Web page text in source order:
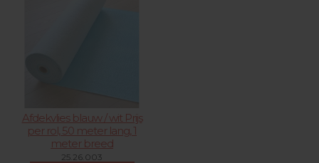
Afdekvlies blauw / wit Prijs
per rol, 50 meter lang, 1
meter breed
25.26.003